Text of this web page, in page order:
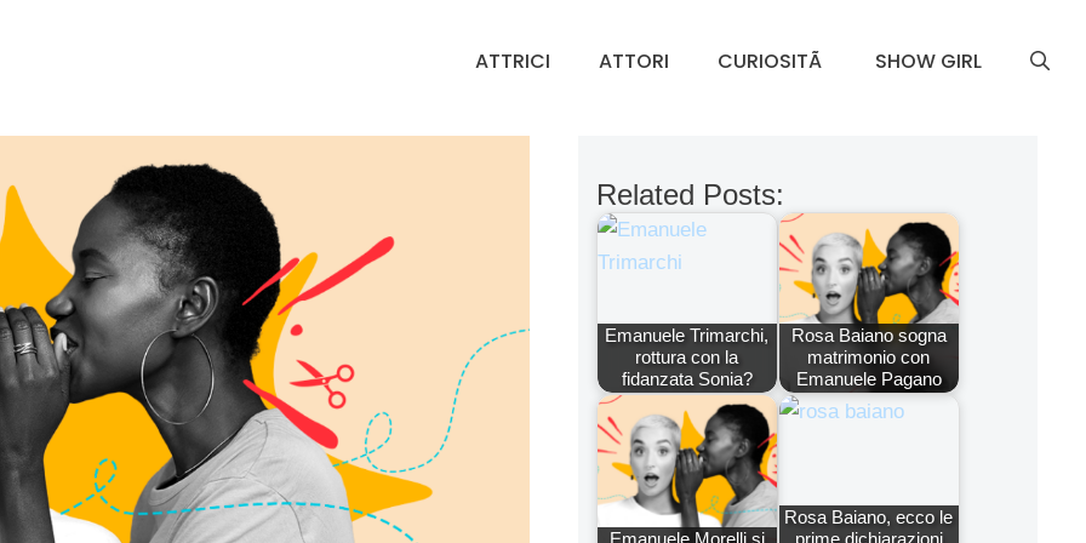
ATTRICI ATTORI CURIOSITÃ SHOW GIRL
Related Posts:
Emanuele Trimarchi,
rottura con la
fidanzata Sonia?
Rosa Baiano sogna
matrimonio con
Emanuele Pagano
Rosa Baiano, ecco le